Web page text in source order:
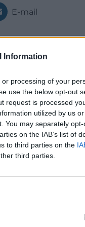
Information
processing of your
use the below opt-out
request is processed
utilized by us
You may separately
on the IAB’s list of
to third parties on the
third parties.
E-mail
Web
B85509669
1972